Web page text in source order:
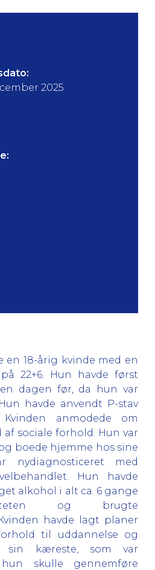
2025
en 18-årig kvinde med en
22+6. Hun havde først
dagen før, da hun var
havde anvendt P-stav
anmodede om
sociale forhold. Hun var
boede hjemme hos sine
nydiagnosticeret med
Hun havde
alkohol i alt ca. 6 gange
og brugte
havde lagt planer
til uddannelse og
sin kæreste, som var
skulle gennemføre